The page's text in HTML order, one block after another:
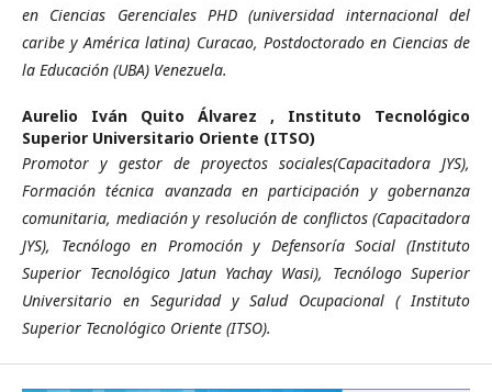
en Ciencias Gerenciales PHD (universidad internacional del
caribe y América latina) Curacao, Postdoctorado en Ciencias de
la Educación (UBA) Venezuela.
Aurelio Iván Quito Álvarez , Instituto Tecnológico
Superior Universitario Oriente (ITSO)
Promotor y gestor de proyectos sociales(Capacitadora JYS),
Formación técnica avanzada en participación y gobernanza
comunitaria, mediación y resolución de conflictos (Capacitadora
JYS), Tecnólogo en Promoción y Defensoría Social (Instituto
Superior Tecnológico Jatun Yachay Wasi), Tecnólogo Superior
Universitario en Seguridad y Salud Ocupacional ( Instituto
Superior Tecnológico Oriente (ITSO).